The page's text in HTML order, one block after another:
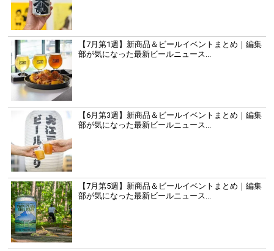
【7月第1週】新商品＆ビールイベントまとめ｜編集
部が気になった最新ビールニュース...
【6月第3週】新商品＆ビールイベントまとめ｜編集
部が気になった最新ビールニュース...
【7月第5週】新商品＆ビールイベントまとめ｜編集
部が気になった最新ビールニュース...